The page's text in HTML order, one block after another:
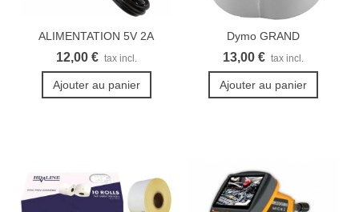
ALIMENTATION 5V 2A
3.5X1.35MM
12,00 € tax incl.
Ajouter au panier
Dymo GRAND
LabelWriter...
13,00 € tax incl.
Ajouter au panier